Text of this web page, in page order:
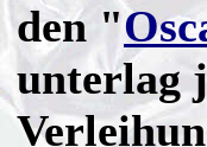
den "
unterlag